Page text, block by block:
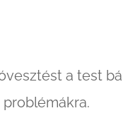
a test